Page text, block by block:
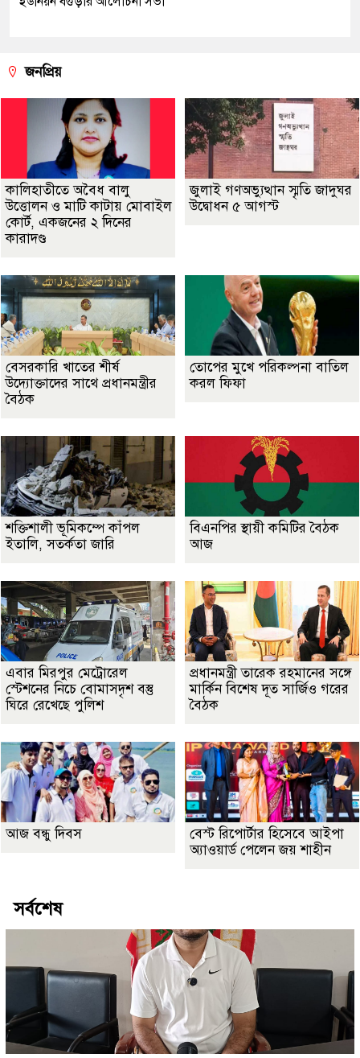
জনপ্রিয়
কালিহাতীতে অবৈধ বালু
উত্তোলন ও মাটি কাটায় মোবাইল
কোর্ট, একজনের ২ দিনের
কারাদণ্ড
জুলাই গণঅভ্যুত্থান স্মৃতি জাদুঘর
উদ্বোধন ৫ আগস্ট
বেসরকারি খাতের শীর্ষ
উদ্যোক্তাদের সাথে প্রধানমন্ত্রীর
বৈঠক
তোপের মুখে পরিকল্পনা বাতিল
করল ফিফা
শক্তিশালী ভূমিকম্পে কাঁপল
ইতালি, সতর্কতা জারি
বিএনপির স্থায়ী কমিটির বৈঠক
আজ
এবার মিরপুর মেট্রোরেল
স্টেশনের নিচে বোমাসদৃশ বস্তু
ঘিরে রেখেছে পুলিশ
প্রধানমন্ত্রী তারেক রহমানের সঙ্গে
মার্কিন বিশেষ দূত সার্জিও গরের
বৈঠক
আজ বন্ধু দিবস
বেস্ট রিপোর্টার হিসেবে আইপা
অ্যাওয়ার্ড পেলেন জয় শাহীন
সর্বশেষ